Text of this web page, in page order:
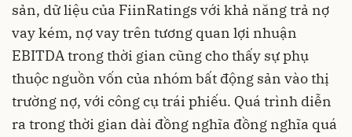
sản, dữ liệu của FiinRatings với khả năng trả nợ
vay kém, nợ vay trên tương quan lợi nhuận
EBITDA trong thời gian cũng cho thấy sự phụ
thuộc nguồn vốn của nhóm bất động sản vào thị
trường nợ, với công cụ trái phiếu. Quá trình diễn
ra trong thời gian dài đồng nghĩa đồng nghĩa quá